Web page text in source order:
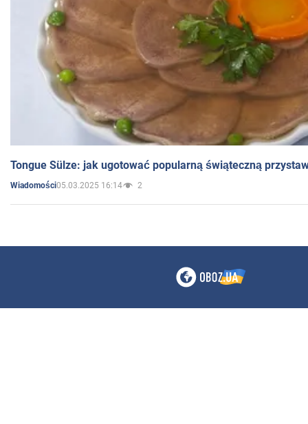
Tongue Sülze: jak ugotować popularną świąteczną
Wiadomości05.03.2025 16:14 2